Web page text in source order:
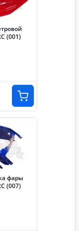
(001)
фары
(007)